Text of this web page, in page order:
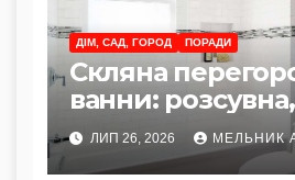
ДІМ, САД, ГОРОД ПОРАДИ
Скляна
ванни:
чи стаціонарна?
ЛИП 26, 2026 МЕЛЬНИК